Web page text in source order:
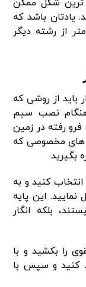
ترین شکل ممکن
یادتان باشد که
باید 20 سانتی متر از رشته دیگر
باید از روشی که
نصب سیم
فرو رفته در زمین
های مخصوصی که
بگیرید.
کنید و به
این پایه
بلکه انگار
را بکشید و با
کنید و سپس با